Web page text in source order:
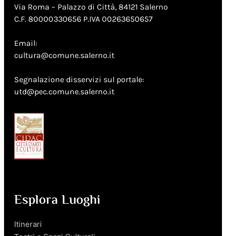
Via Roma – Palazzo di Città, 84121 Salerno
C.F. 80000330656 P.IVA 00263650657
Email:
cultura@comune.salerno.it
Segnalazione disservizi sul portale:
utd@pec.comune.salerno.it
Esplora Luoghi
Itinerari